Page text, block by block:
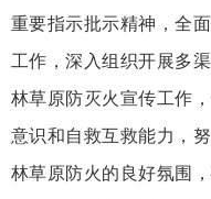
重要指示批示精神，全
工作，深入组织开展多
林草原防灭火宣传工作
意识和自救互救能力，
林草原防火的良好氛围